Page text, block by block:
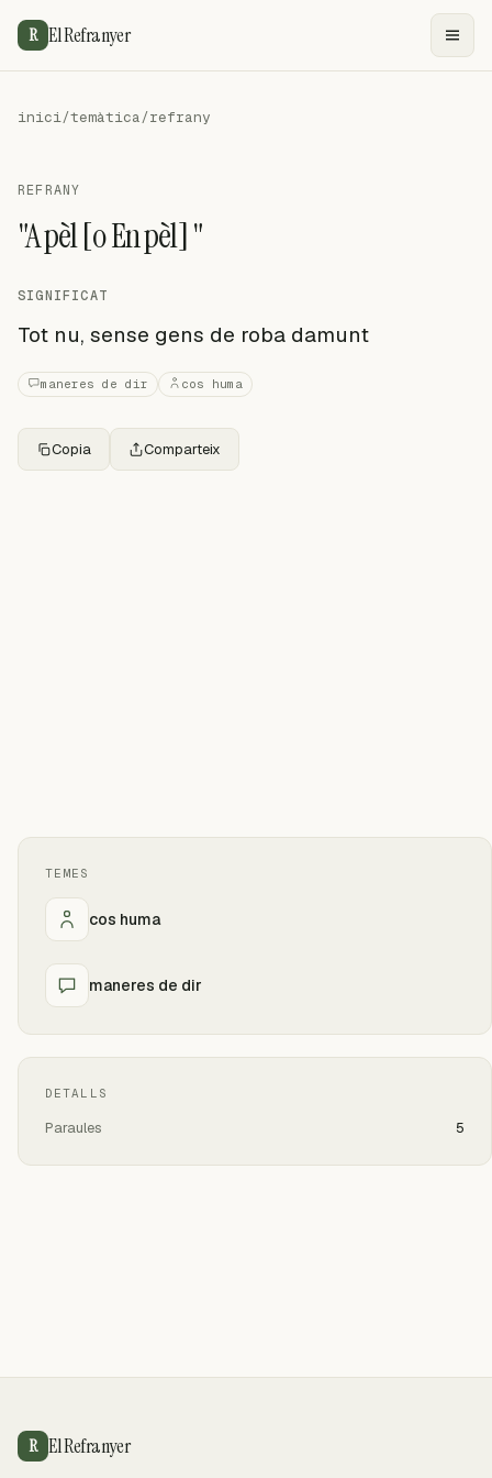
R El Refranyer
inici/temàtica/refrany
REFRANY
"A pèl [o En pèl] "
SIGNIFICAT
Tot nu, sense gens de roba damunt
maneres de dir cos huma
Copia Comparteix
TEMES
cos huma
maneres de dir
DETALLS
Paraules 5
R El Refranyer